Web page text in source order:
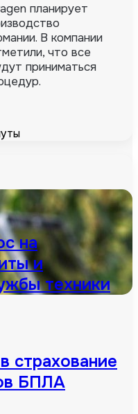
планирует
В компании
что все
приниматься
на
и
техники
страхование
БПЛА